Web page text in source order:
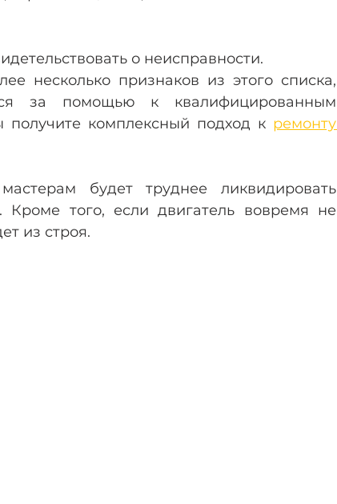
о неисправности.
несколько признаков из этого списка,
за помощью к квалифицированным
комплексный подход к ремонту
будет труднее ликвидировать
Кроме того, если двигатель вовремя не
из строя.